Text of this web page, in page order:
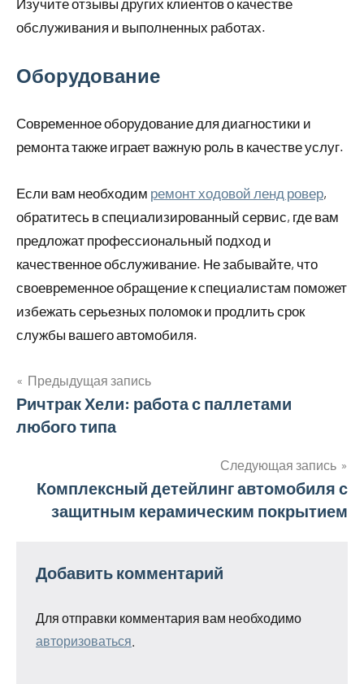
Изучите отзывы других клиентов о качестве
обслуживания и выполненных работах.
Оборудование
Современное оборудование для диагностики и
ремонта также играет важную роль в качестве услуг.
Если вам необходим ремонт ходовой ленд ровер,
обратитесь в специализированный сервис, где вам
предложат профессиональный подход и
качественное обслуживание. Не забывайте, что
своевременное обращение к специалистам поможет
избежать серьезных поломок и продлить срок
службы вашего автомобиля.
Навигация
по
Предыдущая запись
Ричтрак Хели: работа с паллетами
любого типа
Следующая запись
Комплексный детейлинг автомобиля с
защитным керамическим покрытием
Добавить комментарий
Для отправки комментария вам необходимо
авторизоваться